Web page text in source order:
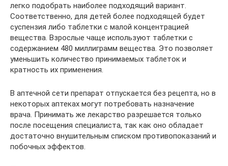
легко подобрать наиболее подходящий вариант.
Соответственно, для детей более подходящей будет
суспензия либо таблетки с малой концентрацией
вещества. Взрослые чаще используют таблетки с
содержанием 480 миллиграмм вещества. Это позволяет
уменьшить количество принимаемых таблеток и
кратность их применения.
В аптечной сети препарат отпускается без рецепта, но в
некоторых аптеках могут потребовать назначение
врача. Принимать же лекарство разрешается только
после посещения специалиста, так как оно обладает
достаточно внушительным списком противопоказаний и
побочных эффектов.